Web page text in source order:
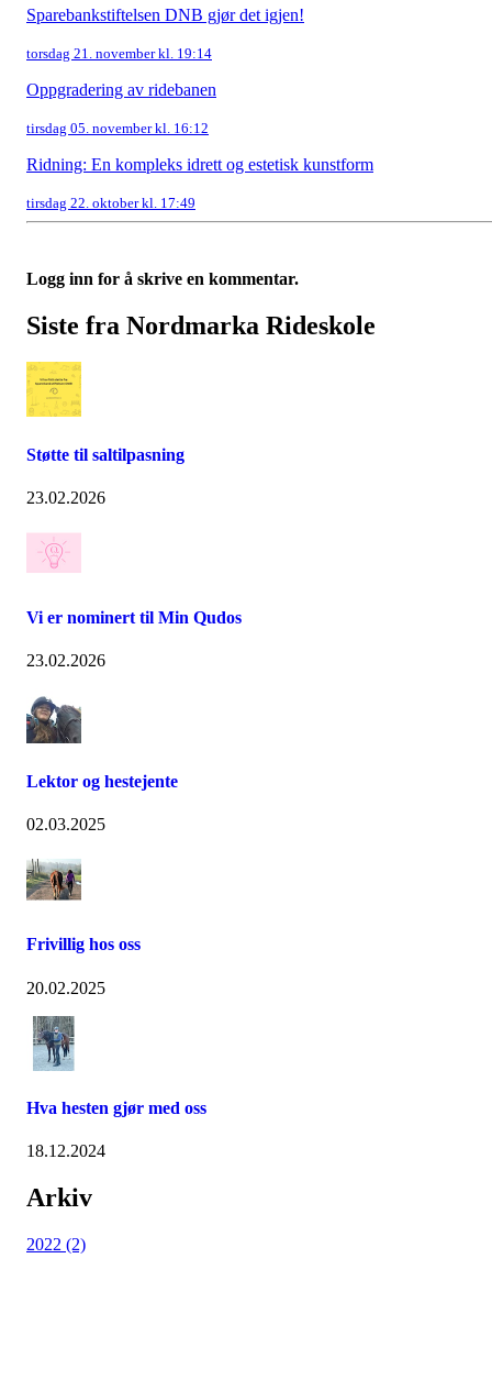
Sparebankstiftelsen DNB gjør det igjen!
torsdag 21. november kl. 19:14
Oppgradering av ridebanen
tirsdag 05. november kl. 16:12
Ridning: En kompleks idrett og estetisk kunstform
tirsdag 22. oktober kl. 17:49
Logg inn for å skrive en kommentar.
Siste fra Nordmarka Rideskole
Støtte til saltilpasning
23.02.2026
Vi er nominert til Min Qudos
23.02.2026
Lektor og hestejente
02.03.2025
Frivillig hos oss
20.02.2025
Hva hesten gjør med oss
18.12.2024
Arkiv
2022 (2)